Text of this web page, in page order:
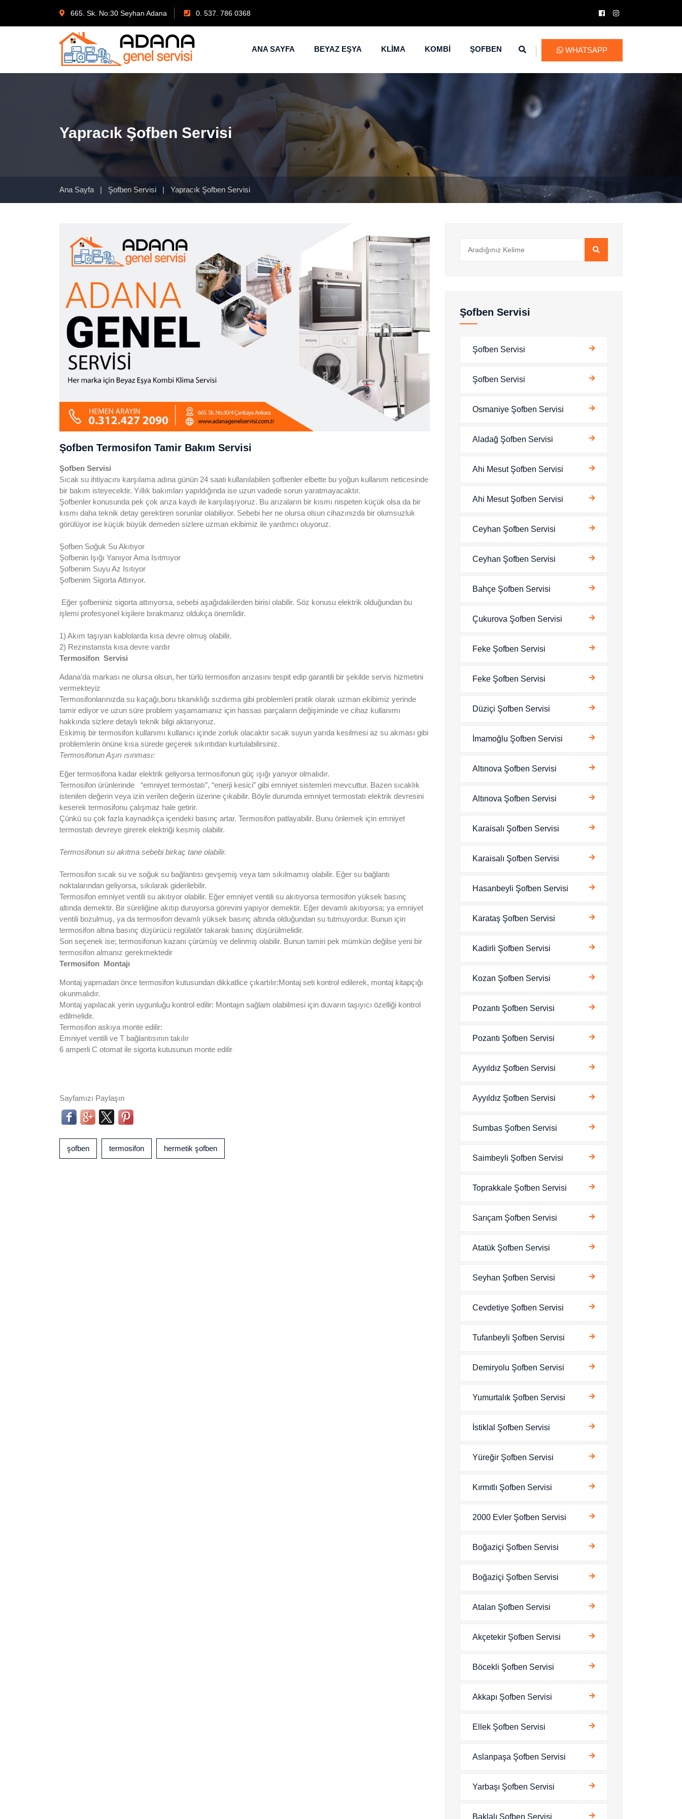
665. Sk. No:30 Seyhan Adana 0. 537. 786 0368
ANA SAYFA BEYAZ EŞYA KLİMA KOMBİ ŞOFBEN WHATSAPP
Yapracık Şofben Servisi
Ana Sayfa | Şofben Servisi | Yapracık Şofben Servisi
Şofben Termosifon Tamir Bakım Servisi
Şofben Servisi
Sıcak su ihtiyacını karşılama adına günün 24 saati kullanılabilen şofbenler elbette bu yoğun kullanım neticesinde
bir bakım isteyecektir. Yıllık bakımları yapıldığında ise uzun vadede sorun yaratmayacaktır.
Şofbenler konusunda pek çok arıza kaydı ile karşılaşıyoruz. Bu arızaların bir kısmı nispeten küçük olsa da bir
kısmı daha teknik detay gerektiren sorunlar olabiliyor. Sebebi her ne olursa olsun cihazınızda bir olumsuzluk
görülüyor ise küçük büyük demeden sizlere uzman ekibimiz ile yardımcı oluyoruz.
Şofben Soğuk Su Akıtıyor
Şofbenin Işığı Yanıyor Ama Isıtmıyor
Şofbenim Suyu Az Isıtıyor
Şofbenim Sigorta Attırıyor.
Eğer şofbeniniz sigorta attırıyorsa, sebebi aşağıdakilerden birisi olabilir. Söz konusu elektrik olduğundan bu
işlemi profesyonel kişilere bırakmanız oldukça önemlidir.
1) Akım taşıyan kablolarda kısa devre olmuş olabilir.
2) Rezinstansta kısa devre vardır
Termosifon Servisi
Adana’da markası ne olursa olsun, her türlü termosifon arızasını tespit edip garantili bir şekilde servis hizmetini
vermekteyiz
Termosifonlarınızda su kaçağı,boru tıkanıklığı sızdırma gibi problemleri pratik olarak uzman ekibimiz yerinde
tamir ediyor ve uzun süre problem yaşamamanız için hassas parçaların değişiminde ve cihaz kullanımı
hakkında sizlere detaylı teknik bilgi aktarıyoruz.
Eskimiş bir termosifon kullanımı kullanıcı içinde zorluk olacaktır sıcak suyun yarıda kesilmesi az su akması gibi
problemlerin önüne kısa sürede geçerek sıkıntıdan kurtulabilirsiniz.
Termosifonun Aşırı ısınması:
Eğer termosifona kadar elektrik geliyorsa termosifonun güç ışığı yanıyor olmalıdır.
Termosifon ürünlerinde “emniyet termostatı”, “enerji kesici” gibi emniyet sistemleri mevcuttur. Bazen sıcaklık
istenilen değerin veya izin verilen değerin üzerine çıkabilir. Böyle durumda emniyet termostatı elektrik devresini
keserek termosifonu çalışmaz hale getirir.
Çünkü su çok fazla kaynadıkça içerideki basınç artar. Termosifon patlayabilir. Bunu önlemek için emniyet
termostatı devreye girerek elektriği kesmiş olabilir.
Termosifonun su akıtma sebebi birkaç tane olabilir.
Termosifon sıcak su ve soğuk su bağlantısı gevşemiş veya tam sıkılmamış olabilir. Eğer su bağlantı
noktalarından geliyorsa, sıkılarak giderilebilir.
Termosifon emniyet ventili su akıtıyor olabilir. Eğer emniyet ventili su akıtıyorsa termosifon yüksek basınç
altında demektir. Bir süreliğine akıtıp duruyorsa görevini yapıyor demektir. Eğer devamlı akıtıyorsa; ya emniyet
ventili bozulmuş, ya da termosifon devamlı yüksek basınç altında olduğundan su tutmuyordur. Bunun için
termosifon altına basınç düşürücü regülatör takarak basınç düşürülmelidir.
Son seçenek ise; termosifonun kazanı çürümüş ve delinmiş olabilir. Bunun tamiri pek mümkün değilse yeni bir
termosifon almanız gerekmektedir
Termosifon Montajı
Montaj yapmadan önce termosifon kutusundan dikkatlice çıkartılır:Montaj seti kontrol edilerek, montaj kitapçığı
okunmalıdır.
Montaj yapılacak yerin uygunluğu kontrol edilir: Montajın sağlam olabilmesi için duvarın taşıyıcı özelliği kontrol
edilmelidir.
Termosifon askıya monte edilir:
Emniyet ventili ve T bağlantısının takılır
6 amperli C otomat ile sigorta kutusunun monte edilir
Sayfamızı Paylaşın
şofben termosifon hermetik şofben
Şofben Servisi
Şofben Servisi
Şofben Servisi
Osmaniye Şofben Servisi
Aladağ Şofben Servisi
Ahi Mesut Şofben Servisi
Ahi Mesut Şofben Servisi
Ceyhan Şofben Servisi
Ceyhan Şofben Servisi
Bahçe Şofben Servisi
Çukurova Şofben Servisi
Feke Şofben Servisi
Feke Şofben Servisi
Düziçi Şofben Servisi
İmamoğlu Şofben Servisi
Altınova Şofben Servisi
Altınova Şofben Servisi
Karaisalı Şofben Servisi
Karaisalı Şofben Servisi
Hasanbeyli Şofben Servisi
Karataş Şofben Servisi
Kadirli Şofben Servisi
Kozan Şofben Servisi
Pozantı Şofben Servisi
Pozantı Şofben Servisi
Ayyıldız Şofben Servisi
Ayyıldız Şofben Servisi
Sumbas Şofben Servisi
Saimbeyli Şofben Servisi
Toprakkale Şofben Servisi
Sarıçam Şofben Servisi
Atatük Şofben Servisi
Seyhan Şofben Servisi
Cevdetiye Şofben Servisi
Tufanbeyli Şofben Servisi
Demiryolu Şofben Servisi
Yumurtalık Şofben Servisi
İstiklal Şofben Servisi
Yüreğir Şofben Servisi
Kırmıtlı Şofben Servisi
2000 Evler Şofben Servisi
Boğaziçi Şofben Servisi
Boğaziçi Şofben Servisi
Atalan Şofben Servisi
Akçetekir Şofben Servisi
Böcekli Şofben Servisi
Akkapı Şofben Servisi
Ellek Şofben Servisi
Aslanpaşa Şofben Servisi
Yarbaşı Şofben Servisi
Baklalı Şofben Servisi